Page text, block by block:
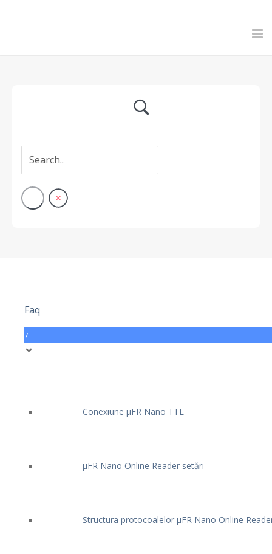
Faq
7
Conexiune μFR Nano TTL
μFR Nano Online Reader setări
Structura protocoalelor μFR Nano Online